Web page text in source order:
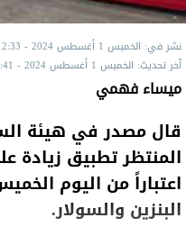
نشر في: الخميس 1 أغسطس 2024 - 12:33 ص
آخر تحديث: الخميس 1 أغسطس 2024 - 12:41 ص
ميساء فهمي
قال مصدر في هيئة
المنتظر تطبيق زيادة
اعتباراً من اليوم
البنزين والسولار.